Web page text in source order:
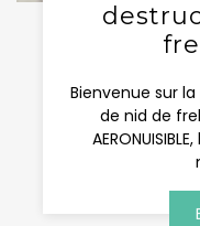
Bienvenue sur
de nid de